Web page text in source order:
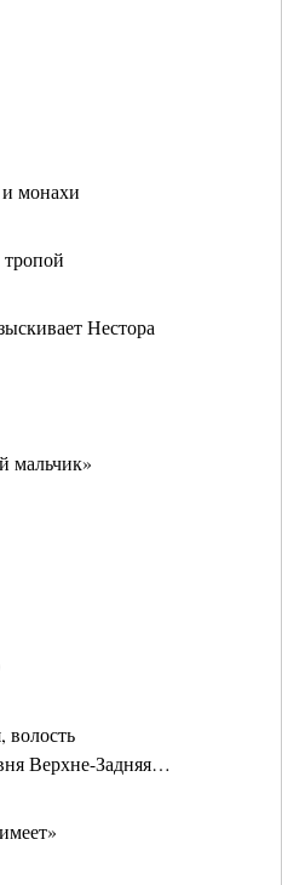
монахи
Нестора
мальчик»
волость
Верхне-Задняя…